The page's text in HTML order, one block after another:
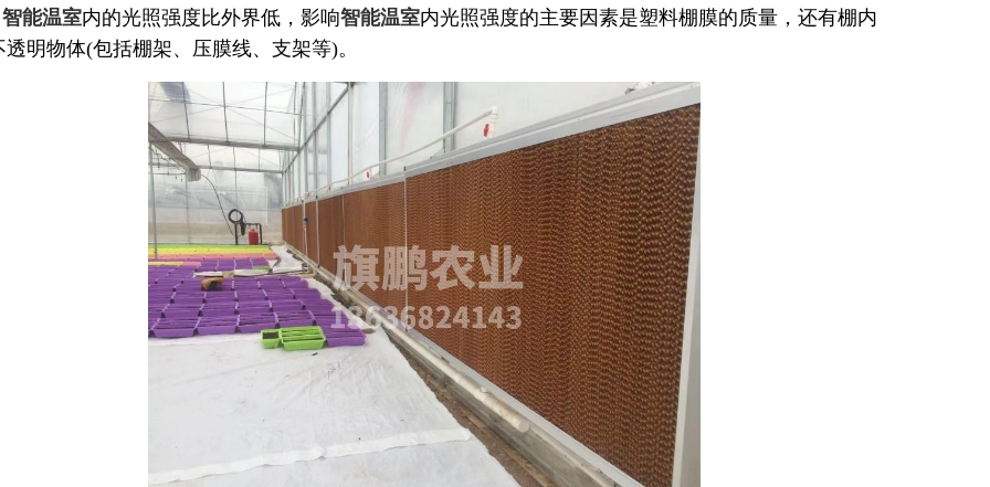
智能温室内的光照强度比外界低，影响智能温室内光照强度的主要因素是塑料棚膜的质量，还有棚内
透明物体(包括棚架、压膜线、支架等)。